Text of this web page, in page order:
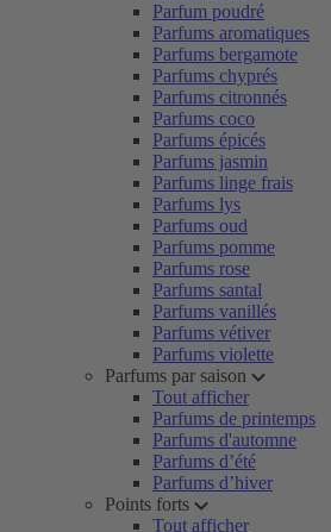
Parfum poudré
Parfums aromatiques
Parfums bergamote
Parfums chyprés
Parfums citronnés
Parfums coco
Parfums épicés
Parfums jasmin
Parfums linge frais
Parfums lys
Parfums oud
Parfums pomme
Parfums rose
Parfums santal
Parfums vanillés
Parfums vétiver
Parfums violette
Parfums par saison
Tout afficher
Parfums de printemps
Parfums d'automne
Parfums d’été
Parfums d’hiver
Points forts
Tout afficher